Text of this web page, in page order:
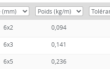
6x2 0,094
6x3 0,141
6x5 0,236